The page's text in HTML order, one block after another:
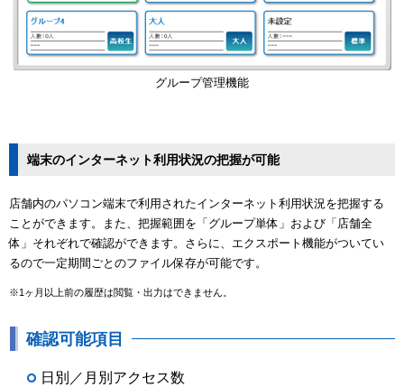
グループ管理機能
端末のインターネット利用状況の把握が可能
店舗内のパソコン端末で利用されたインターネット利用状況を把握する
ことができます。また、把握範囲を「グループ単体」および「店舗全
体」それぞれで確認ができます。さらに、エクスポート機能がついてい
るので一定期間ごとのファイル保存が可能です。
※1ヶ月以上前の履歴は閲覧・出力はできません。
確認可能項目
日別／月別アクセス数